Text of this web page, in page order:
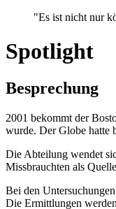
"Es ist nicht nur
Spotlight
Besprechung
2001 bekommt der
wurde. Der Globe hatte
Die Abteilung wendet
Missbrauchten als
Bei den
Die Ermittlungen